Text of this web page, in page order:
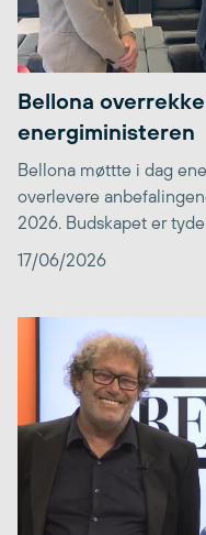
Bellona
energiministeren
Bellona møttte i dag
overlevere
2026. Budskapet er
17/06/2026